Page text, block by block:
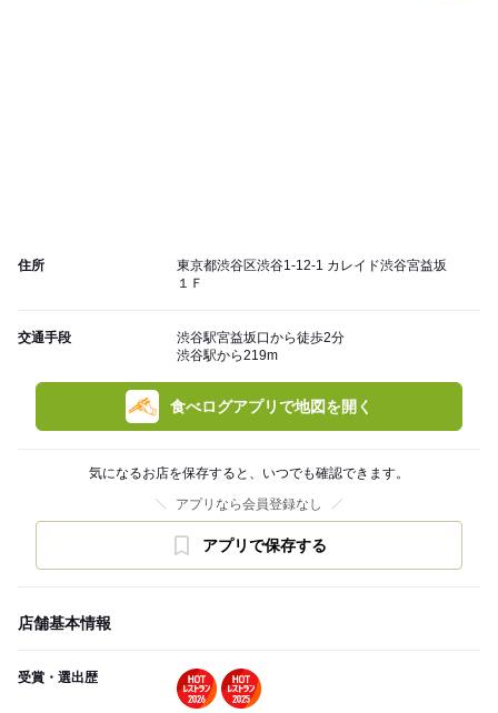
住所
東京都渋谷区渋谷1-12-1 カレイド渋谷宮益坂
１Ｆ
交通手段
渋谷駅宮益坂口から徒歩2分
渋谷駅から219m
食べログアプリで地図を開く
気になるお店を保存すると、いつでも確認できます。
アプリなら会員登録なし
アプリで保存する
店舗基本情報
受賞・選出歴